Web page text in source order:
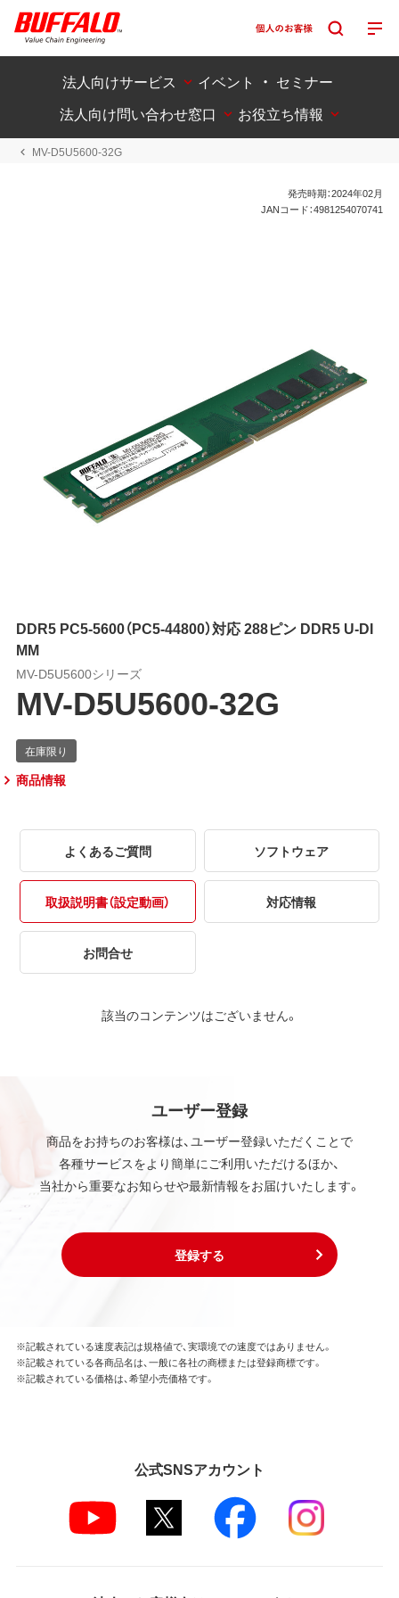
法人向けサービス
イベント ・ セミナー
法人向け問い合わせ窓口
お役立ち情報
MV-D5U5600-32G
発売時期：2024年02月
JANコード：4981254070741
DDR5 PC5-5600（PC5-44800）対応 288ピン DDR5 U-DI
MM
MV-D5U5600シリーズ
MV-D5U5600-32G
商品情報
よくあるご質問 ソフトウェア
取扱説明書（設定動画） 対応情報
お問合せ
該当のコンテンツはございません。
ユーザー登録
商品をお持ちのお客様は、ユーザー登録いただくことで
各種サービスをより簡単にご利用いただけるほか、
当社から重要なお知らせや最新情報をお届けいたします。
登録する
※記載されている速度表記は規格値で、実環境での速度ではありません。
※記載されている各商品名は、一般に各社の商標または登録商標です。
※記載されている価格は、希望小売価格です。
公式SNSアカウント